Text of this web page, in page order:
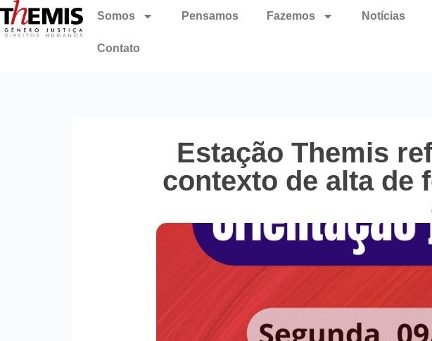
Somos Pensamos Fazemos Notícias
Contato
Estação Themis
contexto de alta de